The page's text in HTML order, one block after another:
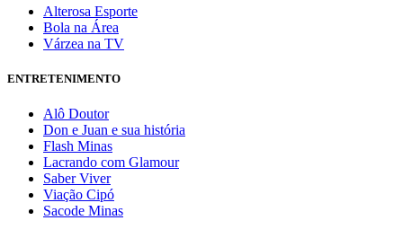
Alterosa Esporte
Bola na Área
Várzea na TV
ENTRETENIMENTO
Alô Doutor
Don e Juan e sua história
Flash Minas
Lacrando com Glamour
Saber Viver
Viação Cipó
Sacode Minas